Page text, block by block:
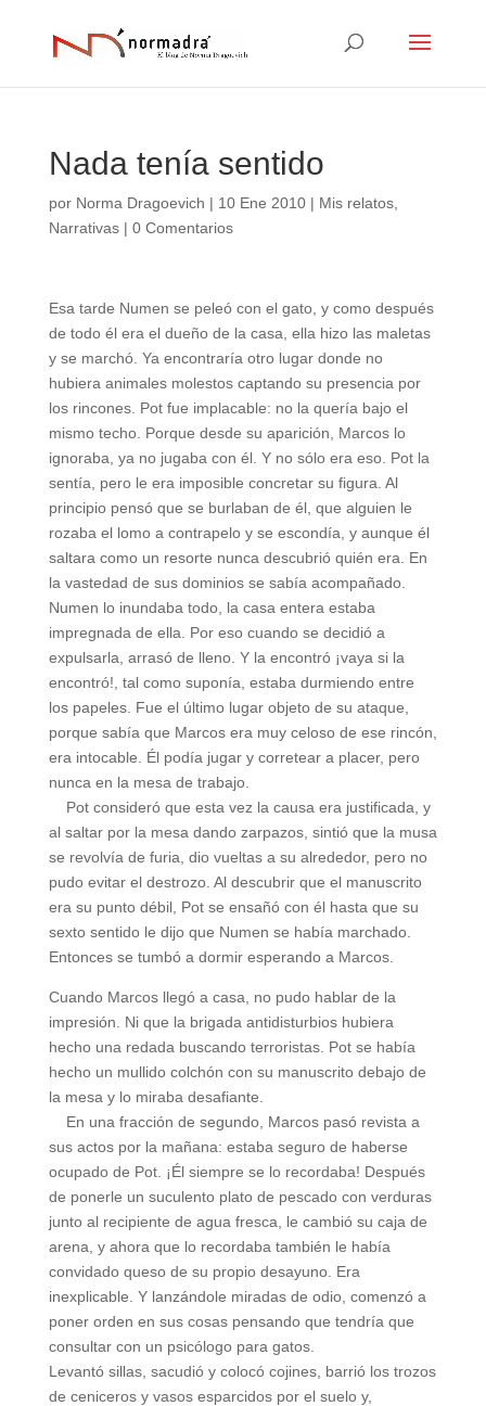
Nada tenía sentido
por Norma Dragoevich | 10 Ene 2010| Mis relatos,
Narrativas| 0 Comentarios
Esa tarde Numen se peleó con el gato, y como después
de todo él era el dueño de la casa, ella hizo las maletas
y se marchó. Ya encontraría otro lugar donde no
hubiera animales molestos captando su presencia por
los rincones. Pot fue implacable: no la quería bajo el
mismo techo. Porque desde su aparición, Marcos lo
ignoraba, ya no jugaba con él. Y no sólo era eso. Pot la
sentía, pero le era imposible concretar su figura. Al
principio pensó que se burlaban de él, que alguien le
rozaba el lomo a contrapelo y se escondía, y aunque él
saltara como un resorte nunca descubrió quién era. En
la vastedad de sus dominios se sabía acompañado.
Numen lo inundaba todo, la casa entera estaba
impregnada de ella. Por eso cuando se decidió a
expulsarla, arrasó de lleno. Y la encontró ¡vaya si la
encontró!, tal como suponía, estaba durmiendo entre
los papeles. Fue el último lugar objeto de su ataque,
porque sabía que Marcos era muy celoso de ese rincón,
era intocable. Él podía jugar y corretear a placer, pero
nunca en la mesa de trabajo.
Pot consideró que esta vez la causa era justificada, y
al saltar por la mesa dando zarpazos, sintió que la musa
se revolvía de furia, dio vueltas a su alrededor, pero no
pudo evitar el destrozo. Al descubrir que el manuscrito
era su punto débil, Pot se ensañó con él hasta que su
sexto sentido le dijo que Numen se había marchado.
Entonces se tumbó a dormir esperando a Marcos.
Cuando Marcos llegó a casa, no pudo hablar de la
impresión. Ni que la brigada antidisturbios hubiera
hecho una redada buscando terroristas. Pot se había
hecho un mullido colchón con su manuscrito debajo de
la mesa y lo miraba desafiante.
En una fracción de segundo, Marcos pasó revista a
sus actos por la mañana: estaba seguro de haberse
ocupado de Pot. ¡Él siempre se lo recordaba! Después
de ponerle un suculento plato de pescado con verduras
junto al recipiente de agua fresca, le cambió su caja de
arena, y ahora que lo recordaba también le había
convidado queso de su propio desayuno. Era
inexplicable. Y lanzándole miradas de odio, comenzó a
poner orden en sus cosas pensando que tendría que
consultar con un psicólogo para gatos.
Levantó sillas, sacudió y colocó cojines, barrió los trozos
de ceniceros y vasos esparcidos por el suelo y,